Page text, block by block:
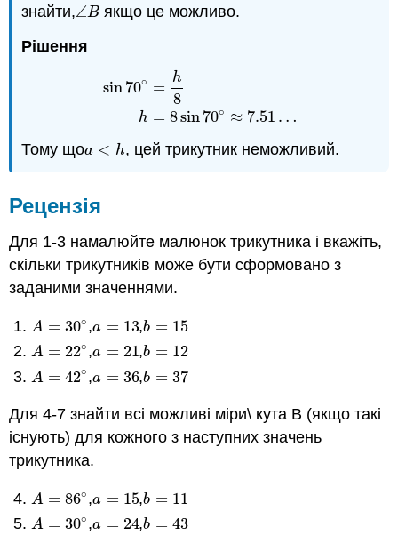
знайти,∠B
∠B якщо це можливо.
Рішення
sin 70∘
h
=
h
8
= 8sin70∘ ≈ 7.51 …
sin70∘ 8h
Тому щоa < h
a <h , цей трикутник неможливий.
Рецензія
Для 1-3 намалюйте малюнок трикутника і вкажіть,
скільки трикутників може бути сформовано з
заданими значеннями.
A = 30∘
A=30∘ ,a = 13
a =13 ,b = 15
b =15
A = 22∘
A=22∘ ,a = 21
a =21 ,b = 12
b =12
A = 42∘
A=42∘ ,a = 36
a =36 ,b = 37
b =37
Для 4-7 знайти всі можливі міри\ кута B (якщо такі
існують) для кожного з наступних значень
трикутника.
A = 86∘
A=86∘ ,a = 15
a =15 ,b = 11
b =11
A = 30∘
A=30∘ ,a = 24
a =24 ,b = 43
b =43